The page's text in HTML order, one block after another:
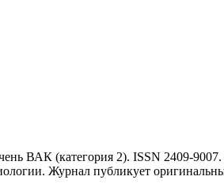
ВАК (категория 2). ISSN 2409-
Журнал публикует